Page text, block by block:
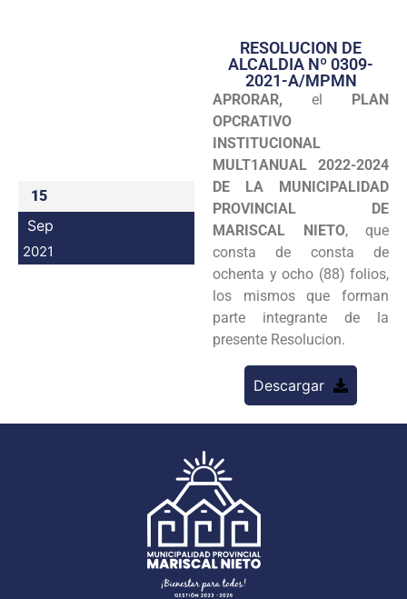
Transparencia
Seguridad
Programas
Intranet
15
Sep
2021
RESOLUCION DE
ALCALDIA Nº 0309-
2021-A/MPMN
APRORAR, el PLAN
OPCRATIVO
INSTITUCIONAL
MULT1ANUAL 2022-2024
DE LA MUNICIPALIDAD
PROVINCIAL DE
MARISCAL NIETO, que
consta de consta de
ochenta y ocho (88) folios,
los mismos que forman
parte integrante de la
presente Resolucion.
Descargar